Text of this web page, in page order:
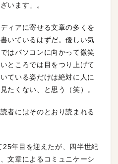
います」。
ィアに寄せる文章の多くを
いているはずだ。優しい気
はパソコンに向かって微笑
ところでは目をつり上げて
ている姿だけは絶対に人に
たくない、と思う（笑）。
者にはそのとおり読まれる
年目を迎えたが、四半世紀
文章によるコミュニケーシ